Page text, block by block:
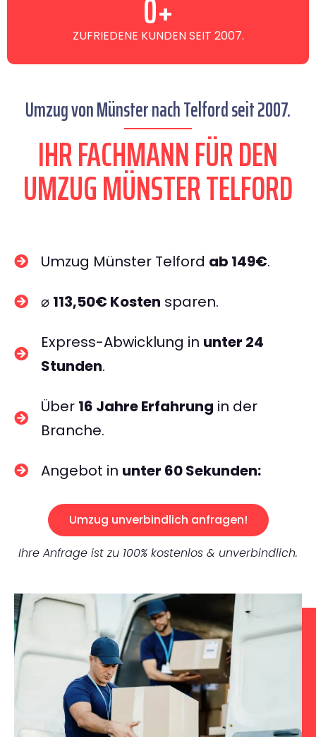
ZUFRIEDENE KUNDEN SEIT 2007.
Umzug von Münster nach Telford seit 2007.
IHR FACHMANN FÜR DEN
UMZUG MÜNSTER TELFORD
Umzug Münster Telford ab 149€.
⌀ 113,50€ Kosten sparen.
Express-Abwicklung in unter 24
Stunden.
Über 16 Jahre Erfahrung in der
Branche.
Angebot in unter 60 Sekunden:
Umzug unverbindlich anfragen!
Ihre Anfrage ist zu 100% kostenlos & unverbindlich.